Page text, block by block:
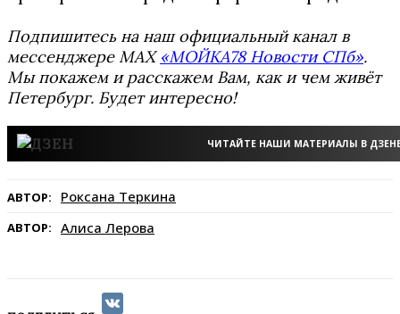
Подпишитесь на наш официальный канал в
мессенджере MAX«МОЙКА78 Новости СПб».
Мы покажем и расскажем Вам, как и чем живёт
Петербург. Будет интересно!
ЧИТАЙТЕ НАШИ МАТЕРИАЛЫ В
АВТОР: Роксана Теркина
АВТОР: Алиса Лерова